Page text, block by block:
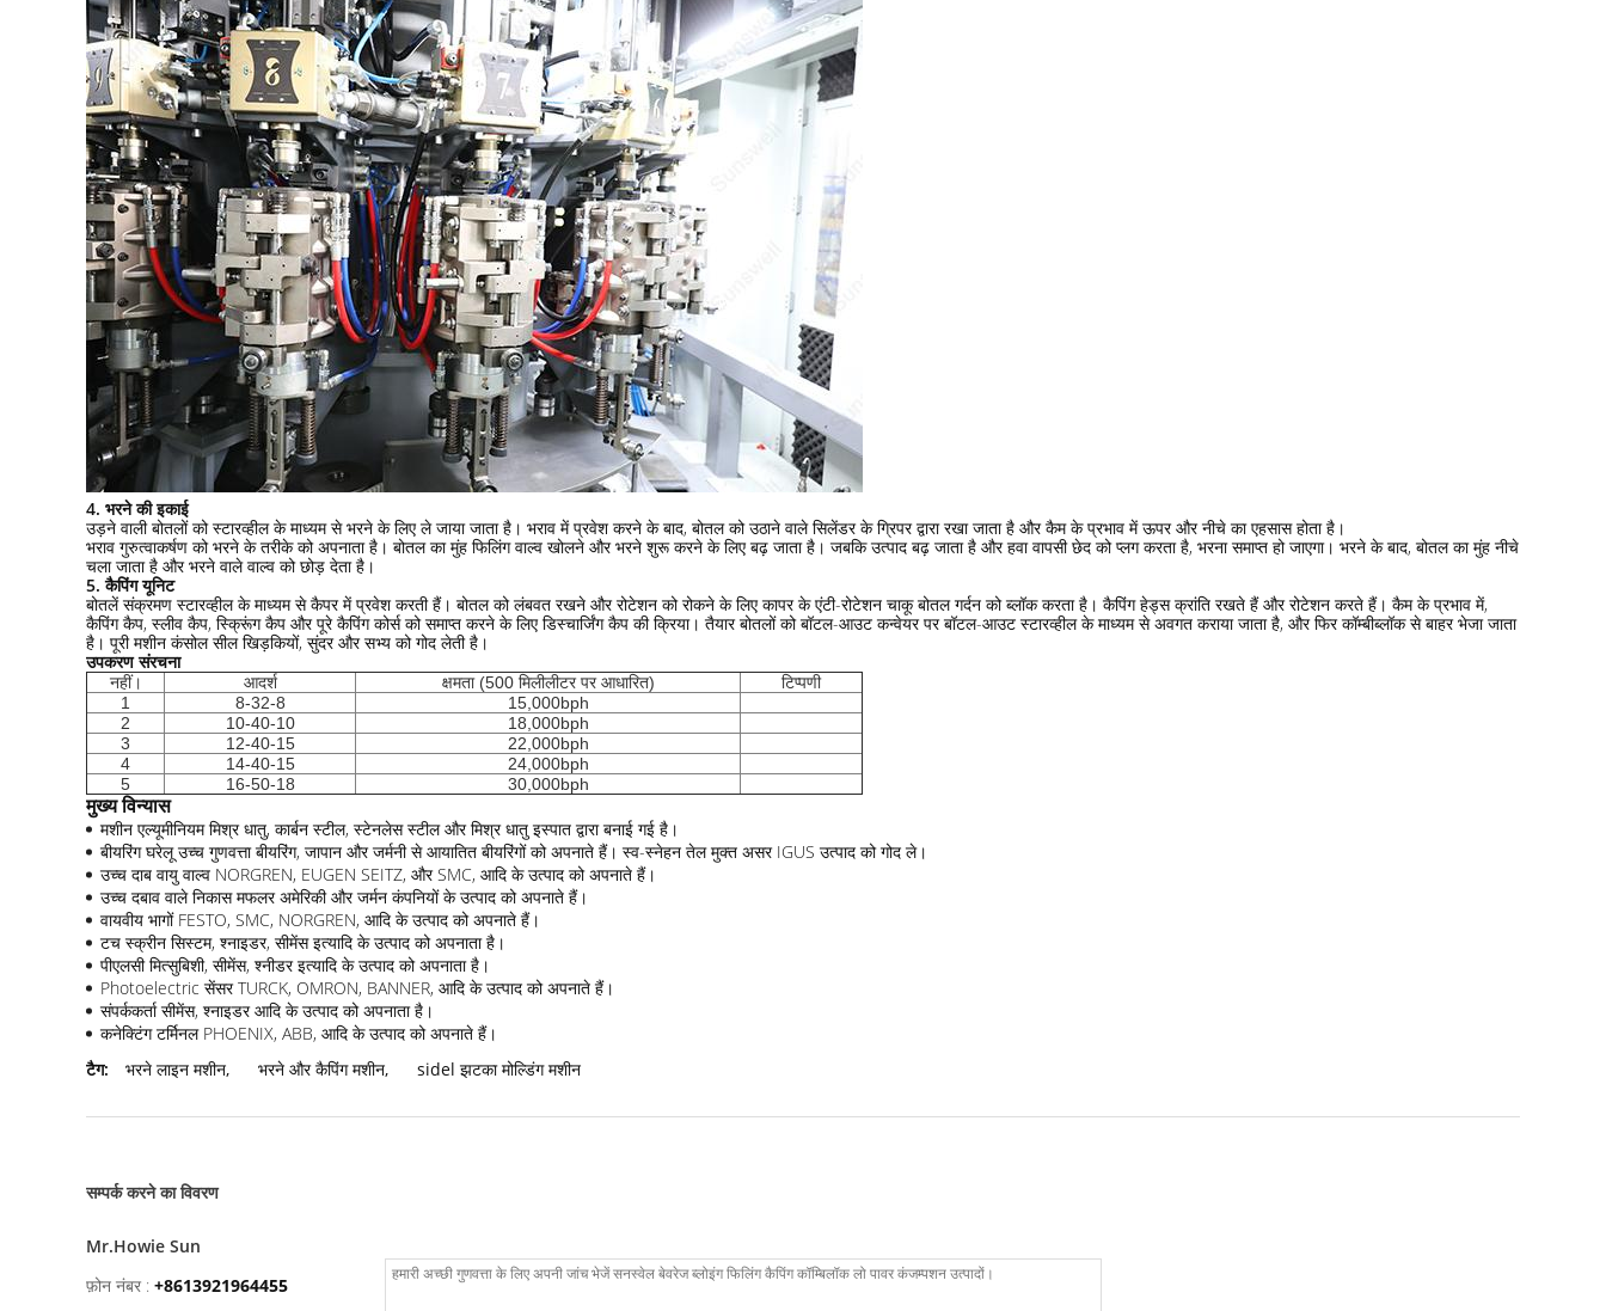
4. भरने की इकाई
उड़ने वाली बोतलों को स्टारव्हील के माध्यम से भरने के लिए ले जाया जाता है। भराव में प्रवेश करने के बाद, बोतल को उठाने वाले सिलेंडर के ग्रिपर द्वारा रखा जाता है और कैम के प्रभाव में ऊपर और नीचे का एहसास होता है।
भराव गुरुत्वाकर्षण को भरने के तरीके को अपनाता है। बोतल का मुंह फिलिंग वाल्व खोलने और भरने शुरू करने के लिए बढ़ जाता है। जबकि उत्पाद बढ़ जाता है और हवा वापसी छेद को प्लग करता है, भरना समाप्त हो जाएगा। भरने के बाद, बोतल का मुंह नीचे
चला जाता है और भरने वाले वाल्व को छोड़ देता है।
5. कैपिंग यूनिट
बोतलें संक्रमण स्टारव्हील के माध्यम से कैपर में प्रवेश करती हैं। बोतल को लंबवत रखने और रोटेशन को रोकने के लिए कापर के एंटी-रोटेशन चाकू बोतल गर्दन को ब्लॉक करता है। कैपिंग हेड्स क्रांति रखते हैं और रोटेशन करते हैं। कैम के प्रभाव में,
कैपिंग कैप, स्लीव कैप, स्क्रूिंग कैप और पूरे कैपिंग कोर्स को समाप्त करने के लिए डिस्चार्जिंग कैप की क्रिया। तैयार बोतलों को बॉटल-आउट कन्वेयर पर बॉटल-आउट स्टारव्हील के माध्यम से अवगत कराया जाता है, और फिर कॉम्बीब्लॉक से बाहर भेजा जाता
है। पूरी मशीन कंसोल सील खिड़कियों, सुंदर और सभ्य को गोद लेती है।
उपकरण संरचना
नहीं। आदर्श क्षमता (500 मिलीलीटर पर आधारित)
टिप्पणी
1
8-32-8
15,000bph
2
10-40-10
18,000bph
3
12-40-15
22,000bph
4
14-40-15
24,000bph
5
16-50-18 30,000bph
मुख्य विन्यास
मशीन एल्यूमीनियम मिश्र धातु, कार्बन स्टील, स्टेनलेस स्टील और मिश्र धातु इस्पात द्वारा बनाई गई है।
बीयरिंग घरेलू उच्च गुणवत्ता बीयरिंग, जापान और जर्मनी से आयातित बीयरिंगों को अपनाते हैं। स्व-स्नेहन तेल मुक्त असर IGUS उत्पाद को गोद ले।
उच्च दाब वायु वाल्व NORGREN, EUGEN SEITZ, और SMC, आदि के उत्पाद को अपनाते हैं।
उच्च दबाव वाले निकास मफलर अमेरिकी और जर्मन कंपनियों के उत्पाद को अपनाते हैं।
वायवीय भागों FESTO, SMC, NORGREN, आदि के उत्पाद को अपनाते हैं।
टच स्क्रीन सिस्टम, श्नाइडर, सीमेंस इत्यादि के उत्पाद को अपनाता है।
पीएलसी मित्सुबिशी, सीमेंस, श्नीडर इत्यादि के उत्पाद को अपनाता है।
Photoelectric सेंसर TURCK, OMRON, BANNER, आदि के उत्पाद को अपनाते हैं।
संपर्ककर्ता सीमेंस, श्नाइडर आदि के उत्पाद को अपनाता है।
कनेक्टिंग टर्मिनल PHOENIX, ABB, आदि के उत्पाद को अपनाते हैं।
टैग:
भरने लाइन मशीन, भरने और कैपिंग मशीन, sidel झटका मोल्डिंग मशीन
सम्पर्क करने का विवरण
Mr.Howie Sun
फ़ोन नंबर : +8613921964455